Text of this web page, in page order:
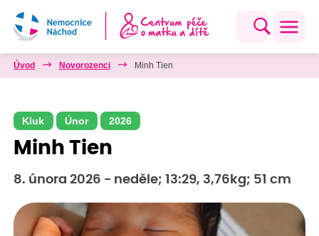
Úvod Novorozenci Minh Tien
Kluk Únor 2026
Minh Tien
8. února 2026 - neděle; 13:29, 3,76kg; 51 cm